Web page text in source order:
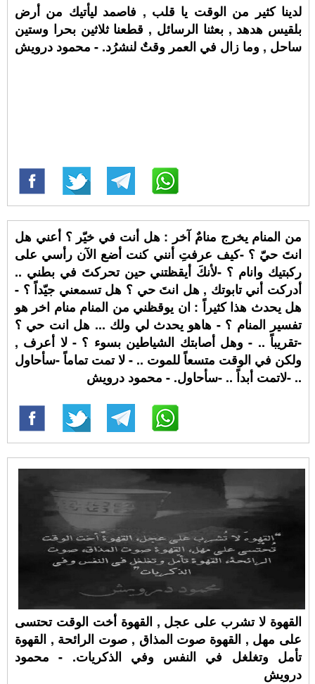
لدينا كثير من الوقت يا قلب , فاصمد ليأتيك من أرض
بلقيس هدهد , بعثنا الرسائل , قطعنا ثلاثين بحرا وستين
ساحل , وما زال في العمر وقتٌ لنشرُد. - محمود درويش
من المنام يخرج منامٌ آخر : هل أنت في خيّر ؟ أعني هل
انتَ حيّ ؟ -كيف عرفتِ أنني كنت أضع الآن رأسي على
ركبتيك وانام ؟ -لأنكَ أيقظتني حين تحركتَ في بطني ..
أدركت أني تابوتك , هل انتَ حي ؟ هل تسمعني جيّداً ؟ -
هل يحدث هذا كثيراً : ان يوقظني من المنام منام اخر هو
تفسير المنام ؟ - هاهو يحدث لي ولك ... هل انت حي ؟
-تقريباً .. - وهل أصابتك الشياطين بسوء ؟ - لا أعرف ,
ولكن في الوقت متسعاً للموت .. - لا تمت تماماً -سأحاول
.. -لاتمت أبداً .. -سأحاول. - محمود درويش
القهوة لا تشرب على عجل , القهوة أخت الوقت تحتسى
على مهل , القهوة صوت المذاق , صوت الرائحة , القهوة
تأمل وتغلغل في النفس وفي الذكريات. - محمود
درويش